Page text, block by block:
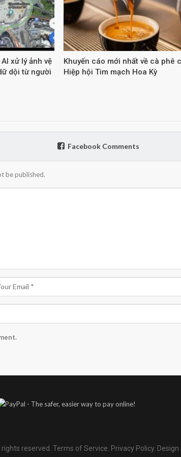
xử lý ảnh vệ
dội từ người
Khuyến cáo mới nhất về cà phê
Hiệp hội Tim mạch Hoa Kỳ
Facebook Comments
be published.
reserved. Terms of Service Privacy Policy. Design